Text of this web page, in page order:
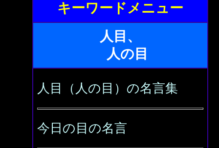
キーワードメニュー
人目、
人の目
人目（人の目）の名言集
今日の目の名言